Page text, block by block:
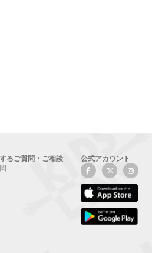
るご質問・ご相談 公式アカウント